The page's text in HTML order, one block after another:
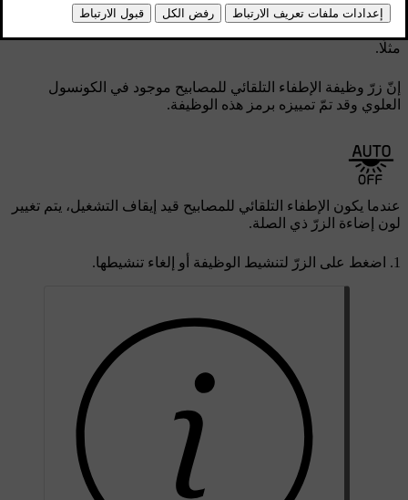
مظلمًا. ومع ذلك، يمكن أيضًا أن تكون راغبًا في عدم إضاءة هذه
مثلًا.
إنّ زرّ وظيفة الإطفاء التلقائي للمصابيح موجود في الكونسول
العلوي وقد تمّ تمييزه برمز هذه الوظيفة.
عندما يكون الإطفاء التلقائي للمصابيح قيد إيقاف التشغيل، يتم تغيير
لون إضاءة الزرّ ذي الصلة.
اضغط على الزرّ لتنشيط الوظيفة أو إلغاء تنشيطها.